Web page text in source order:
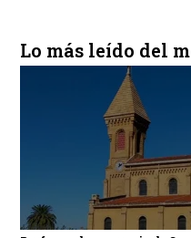
Lo más leído del